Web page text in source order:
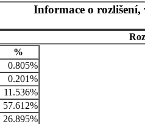
Informace o
%
0.805%
0.201%
11.536%
57.612%
26.895%